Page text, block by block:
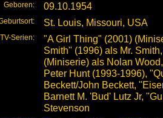
Geboren: 09.10.1954
St. Louis, Missouri, USA
TV-Serien:
"A Girl Thing" (2001)
Smith" (1996) als Mr.
(Miniserie) als Nolan
Peter Hunt (1993-1996),
Beckett/John Beckett,
Barnett M. 'Bud' Lutz Jr,
Stevenson